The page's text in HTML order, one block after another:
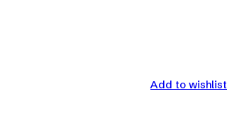
Add to wishlist